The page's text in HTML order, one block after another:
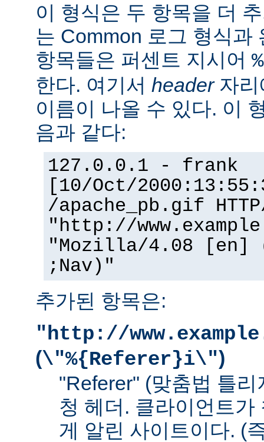
이 형식은 두 항목을 더
는 Common 로그 형식과
항목들은 퍼센트 지시어
한다. 여기서 header자리
이름이 나올 수 있다. 이
음과 같다:
127.0.0.1 - frank
[10/Oct/
/apache_pb.gif
"http://
"Mozilla/4.08 [en]
;Nav)"
추가된 항목은:
"http://
(\"%{Referer}i\")
"Referer" (맞춤법 틀
청 헤더. 클라이언트가
게 알린 사이트이다. (